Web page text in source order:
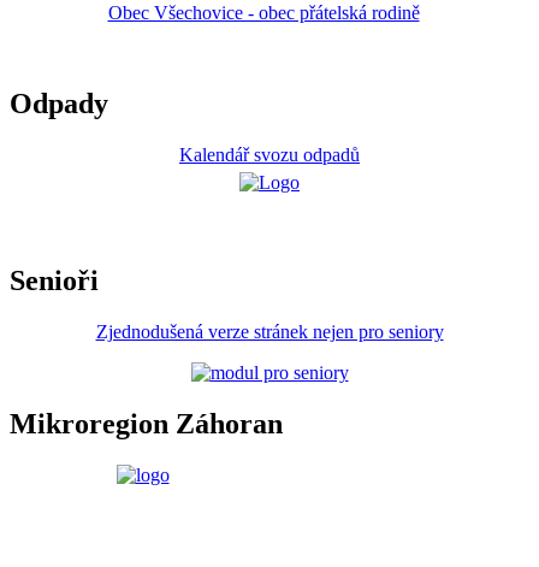
Obec Všechovice - obec přátelská rodině
Odpady
Kalendář svozu odpadů
Senioři
Zjednodušená verze stránek nejen pro seniory
Mikroregion Záhoran